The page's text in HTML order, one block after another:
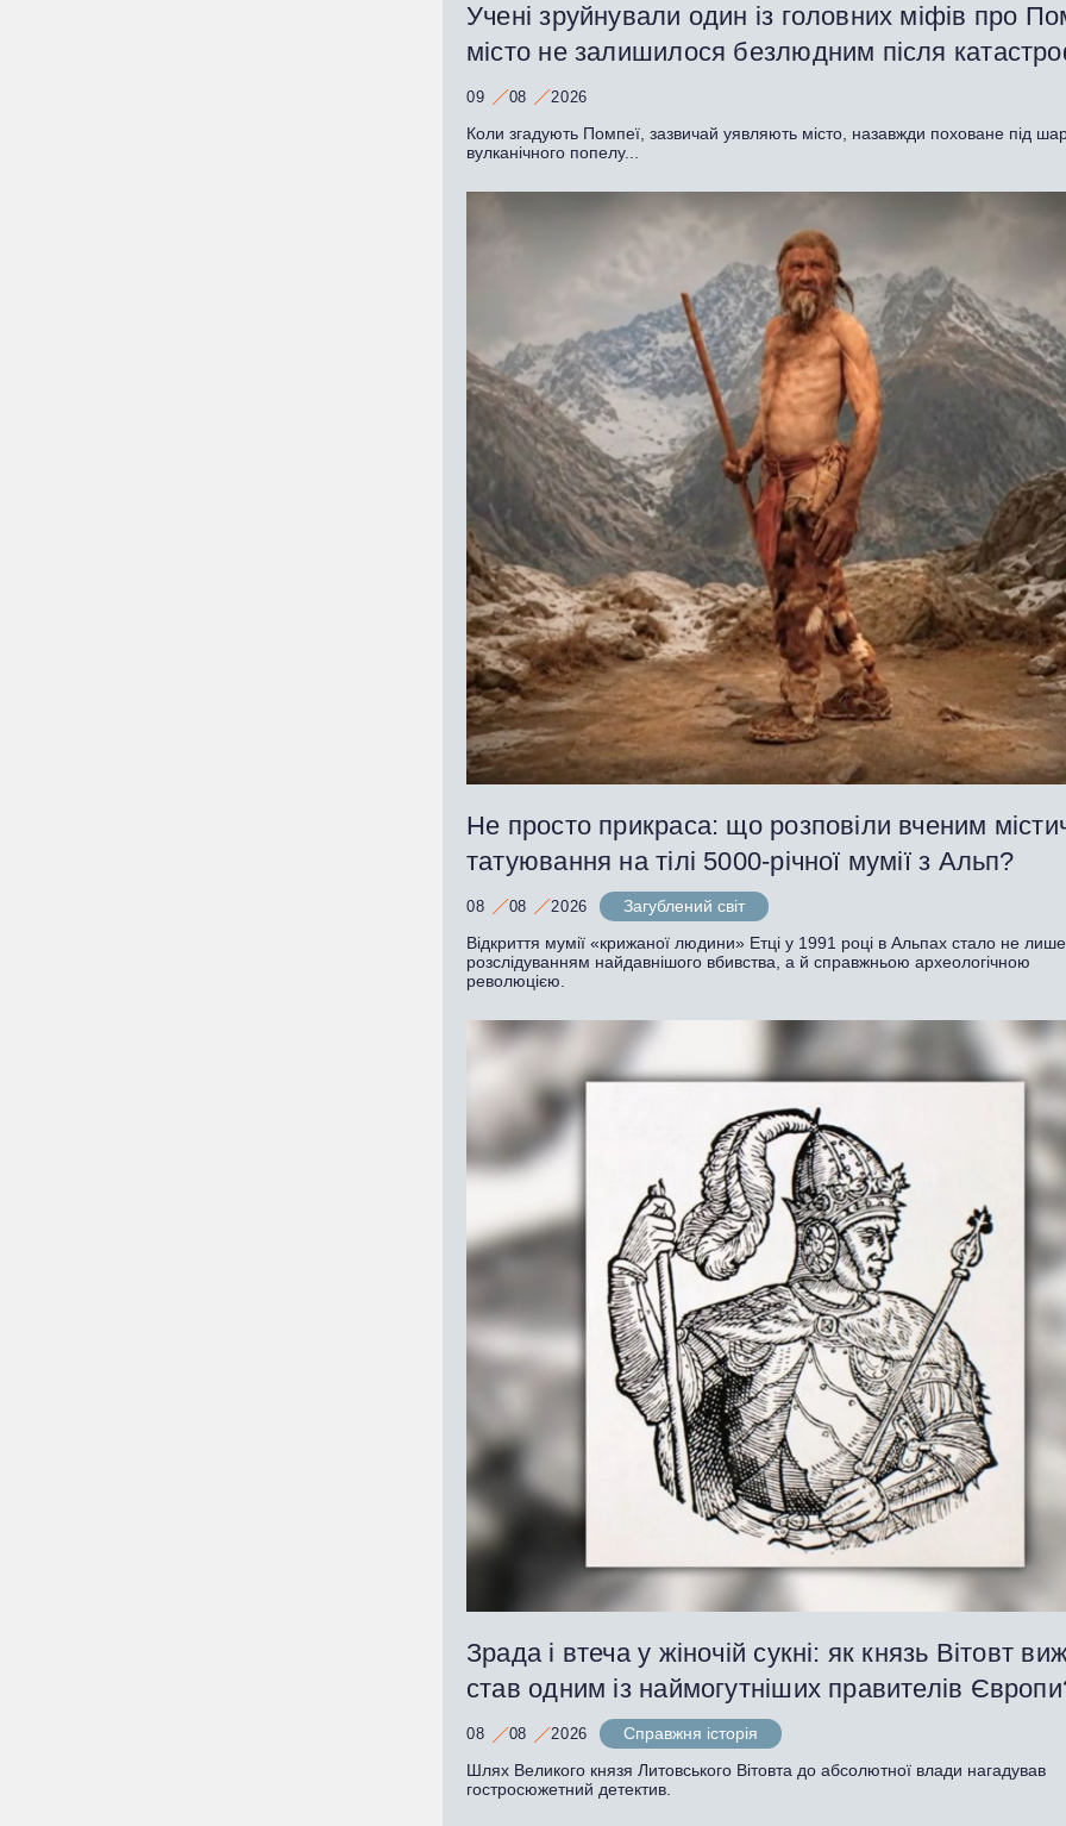
Учені зруйнували один із головних міфів про
місто не залишилося безлюдним після
09 08 2026
Коли згадують Помпеї, зазвичай уявляють місто, назавжди поховане під
вулканічного попелу...
Не просто прикраса: що розповіли вченим
татуювання на тілі 5000-річної мумії з Альп?
08 08 2026
Загублений світ
Відкриття мумії «крижаної людини» Етці у 1991 році в Альпах стало не
розслідуванням найдавнішого вбивства, а й справжньою археологічною
революцією.
Зрада і втеча у жіночій сукні: як князь Вітовт
став одним із наймогутніших правителів
08 08 2026
Справжня історія
Шлях Великого князя Литовського Вітовта до абсолютної влади нагадував
гостросюжетний детектив.